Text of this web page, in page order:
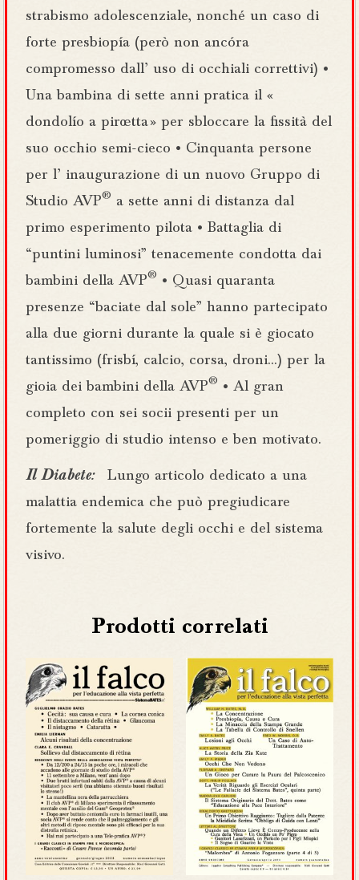
strabismo adolescenziale, nonché un caso di
forte presbiopía (però non ancóra
compromesso dall’ uso di occhiali correttivi) •
Una bambina di sette anni pratica il «
dondolío a piroetta » per sbloccare la fissità del
suo occhio semi-cieco • Cinquanta persone
per l’ inaugurazione di un nuovo Gruppo di
Studio AVP® a sette anni di distanza dal
primo esperimento pilota • Battaglia di
“puntini luminosi” tenacemente condotta dai
bambini della AVP® • Quasi quaranta
presenze “baciate dal sole” hanno partecipato
alla due giorni durante la quale si è giocato
tantissimo (frisbí, calcio, corsa, droni…) per la
gioia dei bambini della AVP® • Al gran
completo con sei socii presenti per un
pomeriggio di studio intenso e ben motivato.
Il Diabete:
Lungo articolo dedicato a una
malattia endemica che può pregiudicare
fortemente la salute degli occhi e del sistema
visivo.
Prodotti correlati